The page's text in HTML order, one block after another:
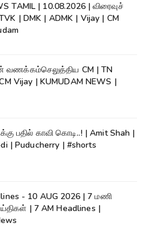
TAMIL | 10.08.2026 | விரைவுச்
| DMK | ADMK | Vijay | CM
வணக்கம்செலுத்திய CM | TN
Vijay | KUMUDAM NEWS |
பதில் காவி கொடி..! | Amit Shah |
| Puducherry | #shorts
- 10 AUG 2026 | 7 மணி
| 7 AM Headlines |